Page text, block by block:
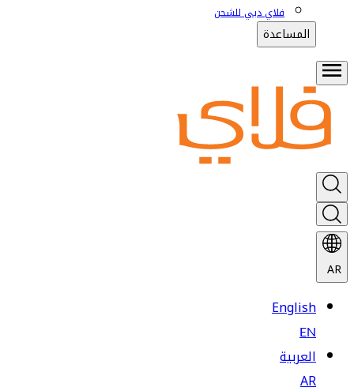
فلاي دبي للشحن
المساعدة
AR
English
EN
العربية
AR